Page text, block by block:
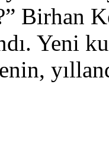
Birhan
Yeni